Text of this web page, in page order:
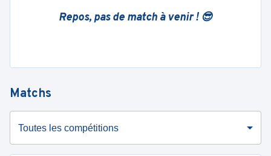
Repos, pas de match à venir ! 😎
Matchs
Toutes les compétitions